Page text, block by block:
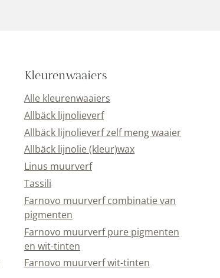
Kleurenwaaiers
Alle kleurenwaaiers
Allbäck lijnolieverf
Allbäck lijnolieverf zelf meng waaier
Allbäck lijnolie (kleur)wax
Linus muurverf
Tassili
Farnovo muurverf combinatie van
pigmenten
Farnovo muurverf pure pigmenten
en wit-tinten
Farnovo muurverf wit-tinten